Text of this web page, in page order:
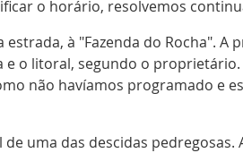
o horário, resolvemos
à "Fazenda do Rocha".
o litoral, segundo o
não havíamos programado e
uma das descidas